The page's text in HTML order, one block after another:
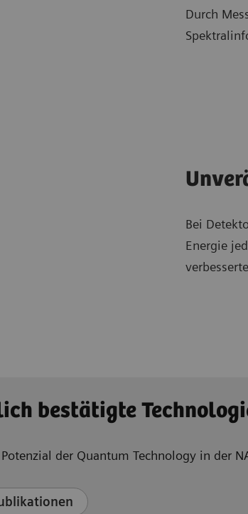
Durch
Bei
Energie
bestätigte
der Quantum Technology in der